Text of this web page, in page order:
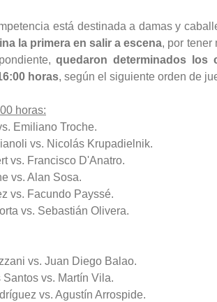
está destinada a damas y
la primera en salir a escena, por tener
quedaron determinados los
horas, según el siguiente orden de
horas:
Emiliano Troche.
vs. Nicolás Krupadielnik.
vs. Francisco D'Anatro.
vs. Alan Sosa.
vs. Facundo Payssé.
vs. Sebastián Olivera.
vs. Juan Diego Balao.
vs. Martín Vila.
vs. Agustín Arrospide.